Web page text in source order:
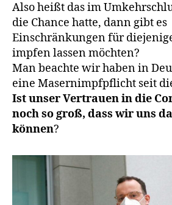
Also heißt das im
die Chance hatte, dann gibt es
Einschränkungen für
impfen lassen möchten?
Man beachte wir haben in
eine Masernimpfpflicht seit
Ist unser Vertrauen in die
noch so groß, dass wir uns
können?